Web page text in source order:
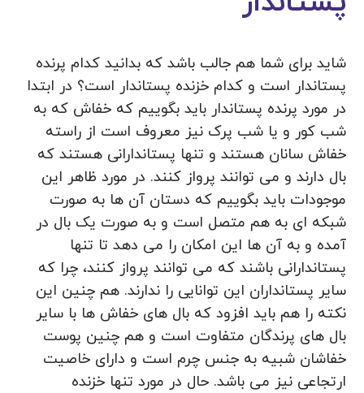
شاید برای شما هم جالب باشد که بدانید کدام پرنده
پستاندار است و کدام خزنده پستاندار است؟ در ابتدا
در مورد پرنده پستاندار باید بگوییم که خفاش که به
شب کور و یا شب پرک نیز معروف است از راسته
خفاش سانان هستند و تنها پستاندارانی هستند که
بال دارند و می توانند پرواز کنند. در مورد ظاهر این
موجودات باید بگوییم که دستان آن ها به صورت
شبکه‌ ای به هم متصل است و به صورت یک بال در
آمده و به آن ها این امکان را می دهد تا تنها
پستاندارانی باشند که می توانند پرواز کنند، چرا که
سایر پستانداران این توانایی را ندارند. هم چنین این
نکته را هم باید افزود که بال های خفاش ها با سایر
بال های پرندگان متفاوت است و هم چنین پوست
خفاشان شبیه به جنس چرم است و دارای خاصیت
ارتجاعی نیز می باشد. حال در مورد تنها خزنده